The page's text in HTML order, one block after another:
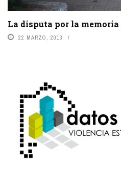
La disputa por la
22 MARZO, 2013